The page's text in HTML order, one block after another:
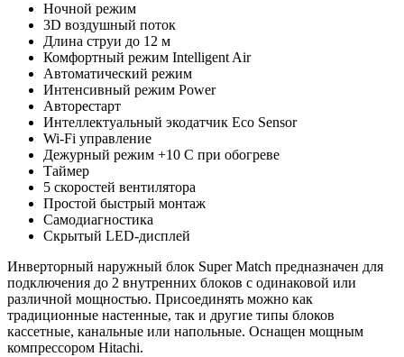
Ночной режим
3D воздушный поток
Длина струи до 12 м
Комфортный режим Intelligent Air
Автоматический режим
Интенсивный режим Power
Авторестарт
Интеллектуальный экодатчик Eco Sensor
Wi-Fi управление
Дежурный режим +10 С при обогреве
Таймер
5 скоростей вентилятора
Простой быстрый монтаж
Самодиагностика
Скрытый LED-дисплей
Инверторный наружный блок Super Match предназначен для
подключения до 2 внутренних блоков с одинаковой или
различной мощностью. Присоединять можно как
традиционные настенные, так и другие типы блоков
кассетные, канальные или напольные. Оснащен мощным
компрессором Hitachi.